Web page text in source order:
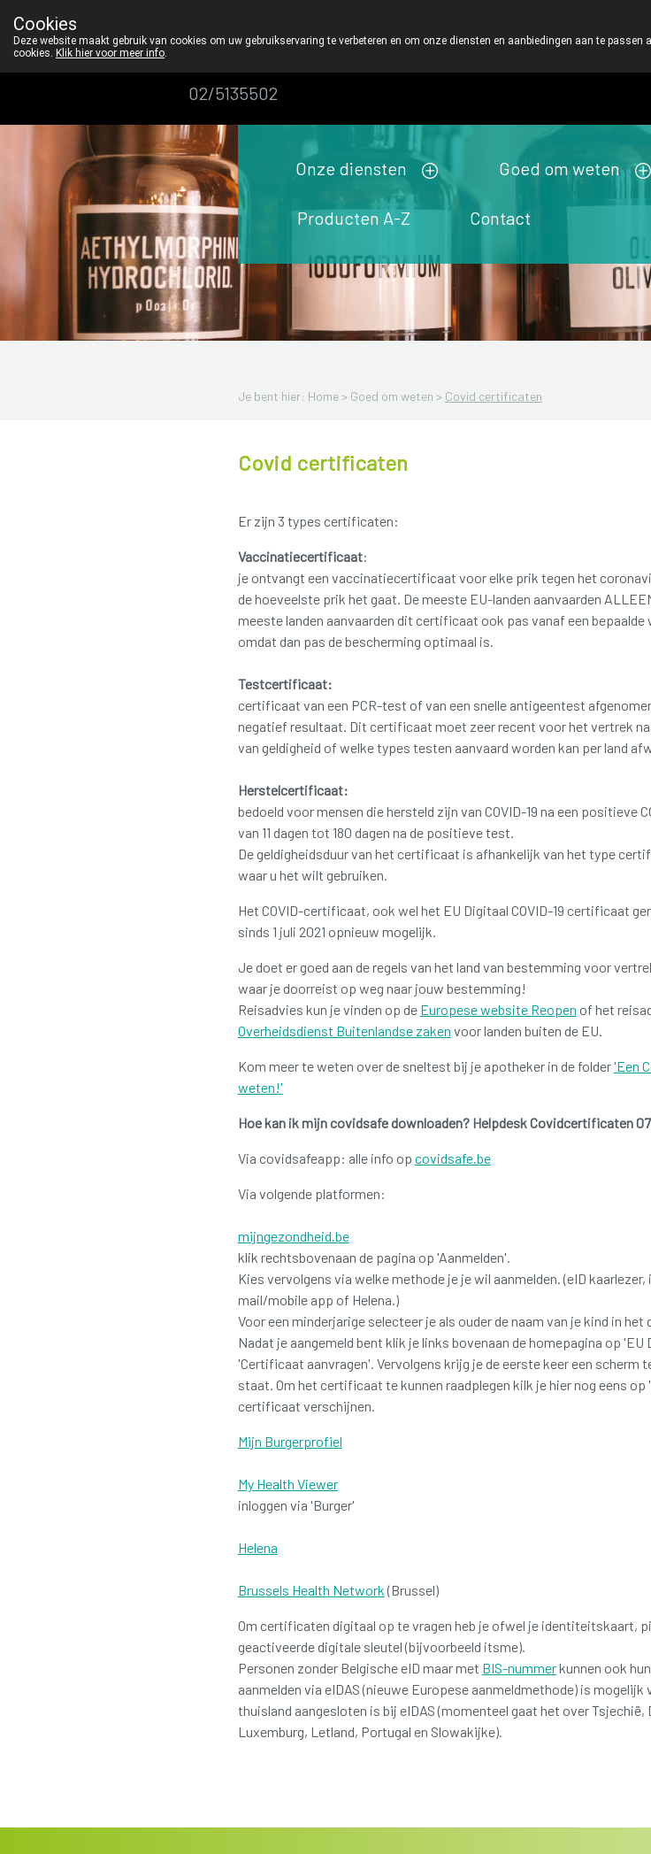
Apotheek
02/5135502
Onze diensten Goed om weten
Producten A-Z Contact
Je bent hier: Home > Goed om weten > Covid certificaten
Covid certificaten
Er zijn 3 types certificaten:
Vaccinatiecertificaat:
je ontvangt een vaccinatiecertificaat voor elke prik tegen het
de hoeveelste prik het gaat. De meeste EU-landen aanvaarden
meeste landen aanvaarden dit certificaat ook pas vanaf een
omdat dan pas de bescherming optimaal is.
Testcertificaat:
certificaat van een PCR-test of van een snelle antigeentest
negatief resultaat. Dit certificaat moet zeer recent voor het vertrek
van geldigheid of welke types testen aanvaard worden kan per land
Herstelcertificaat:
bedoeld voor mensen die hersteld zijn van COVID-19 na een
van 11 dagen tot 180 dagen na de positieve test.
De geldigheidsduur van het certificaat is afhankelijk van het type
waar u het wilt gebruiken.
Het COVID-certificaat, ook wel het EU Digitaal COVID-19 certificaat
sinds 1 juli 2021 opnieuw mogelijk.
Je doet er goed aan de regels van het land van bestemming voor
waar je doorreist op weg naar jouw bestemming!
Reisadvies kun je vinden op de Europese website Reopen of het
Overheidsdienst Buitenlandse zaken voor landen buiten de EU.
Kom meer te weten over de sneltest bij je apotheker in de folder'Een
weten!'
Hoe kan ik mijn covidsafe downloaden? Helpdesk Covidcertificaten
Via covidsafeapp: alle info op covidsafe.be
Via volgende platformen:
mijngezondheid.be
klik rechtsbovenaan de pagina op 'Aanmelden'.
Kies vervolgens via welke methode je je wil aanmelden. (eID
mail/mobile app of Helena.)
Voor een minderjarige selecteer je als ouder de naam van je kind in
Nadat je aangemeld bent klik je links bovenaan de homepagina op
'Certificaat aanvragen'. Vervolgens krijg je de eerste keer een
staat. Om het certificaat te kunnen raadplegen kilk je hier nog eens
certificaat verschijnen.
Mijn Burgerprofiel
My Health Viewer
inloggen via 'Burger'
Helena
Brussels Health Network(Brussel)
Om certificaten digitaal op te vragen heb je ofwel je identiteitskaart,
geactiveerde digitale sleutel (bijvoorbeeld itsme).
Personen zonder Belgische eID maar met BIS-nummerkunnen ook
aanmelden via eIDAS (nieuwe Europese aanmeldmethode) is
thuisland aangesloten is bij eIDAS (momenteel gaat het over
Luxemburg, Letland, Portugal en Slowakijke).
Cookies
Deze website maakt gebruik van cookies om uw gebruikservaring te verbeteren en om onze diensten en aanbiedingen aan te
cookies. Klik hier voor meer info.